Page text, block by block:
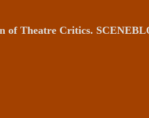
of Theatre Critics.